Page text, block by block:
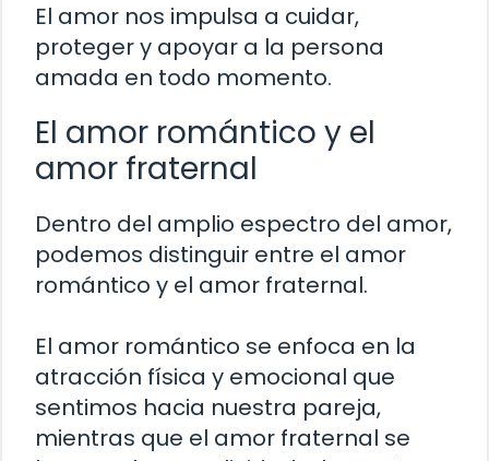
El amor nos impulsa a cuidar,
proteger y apoyar a la persona
amada en todo momento.
El amor romántico y el
amor fraternal
Dentro del amplio espectro del amor,
podemos distinguir entre el amor
romántico y el amor fraternal.
El amor romántico se enfoca en la
atracción física y emocional que
sentimos hacia nuestra pareja,
mientras que el amor fraternal se